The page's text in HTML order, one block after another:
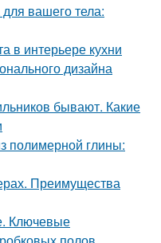
вашего тела:
в интерьере кухни
дизайна
бывают. Какие
полимерной глины:
Преимущества
Ключевые